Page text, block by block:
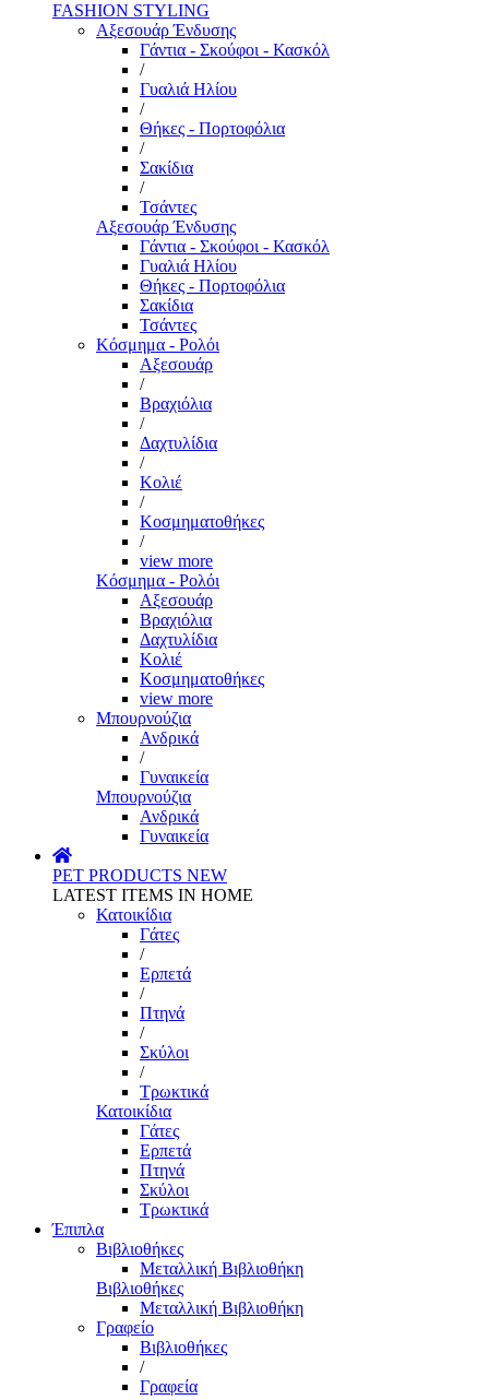
FASHION STYLING
Αξεσουάρ Ένδυσης
Γάντια - Σκούφοι - Κασκόλ
/
Γυαλιά Ηλίου
/
Θήκες - Πορτοφόλια
/
Σακίδια
/
Τσάντες
Αξεσουάρ Ένδυσης
Γάντια - Σκούφοι - Κασκόλ
Γυαλιά Ηλίου
Θήκες - Πορτοφόλια
Σακίδια
Τσάντες
Κόσμημα - Ρολόι
Αξεσουάρ
/
Βραχιόλια
/
Δαχτυλίδια
/
Κολιέ
/
Κοσμηματοθήκες
/
view more
Κόσμημα - Ρολόι
Αξεσουάρ
Βραχιόλια
Δαχτυλίδια
Κολιέ
Κοσμηματοθήκες
view more
Μπουρνούζια
Ανδρικά
/
Γυναικεία
Μπουρνούζια
Ανδρικά
Γυναικεία
PET PRODUCTS NEW
LATEST ITEMS IN HOME
Κατοικίδια
Γάτες
/
Ερπετά
/
Πτηνά
/
Σκύλοι
/
Τρωκτικά
Κατοικίδια
Γάτες
Ερπετά
Πτηνά
Σκύλοι
Τρωκτικά
Έπιπλα
Βιβλιοθήκες
Μεταλλική Βιβλιοθήκη
Βιβλιοθήκες
Μεταλλική Βιβλιοθήκη
Γραφείο
Βιβλιοθήκες
/
Γραφεία